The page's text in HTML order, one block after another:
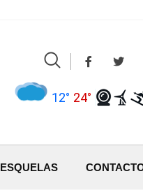
12° 24°
ESQUELAS